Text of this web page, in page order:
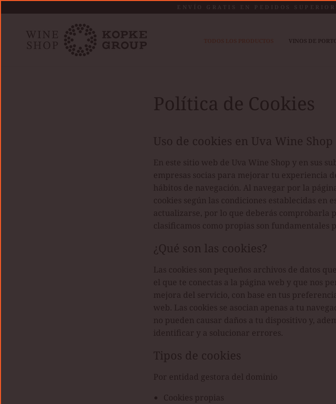
contenido
ENVÍO GRATIS EN PEDIDOS
VINOS DE
Política de Cookies
Uso de cookies en Uva Wine Shop
En este sitio web de Uva Wine Shop y en sus
empresas socias para mejorar tu experiencia
hábitos de navegación. Al navegar por la
cookies según las condiciones establecidas en
actualizarse, por lo que deberás comprobarla
clasificamos como propias son
¿Qué son las cookies?
Las cookies son pequeños archivos de datos
el que te conectas a la página web y que nos
mejora del servicio, con base en tus
web. Las cookies se asocian apenas a tu
no pueden causar daños a tu dispositivo y,
identificar y a solucionar errores.
Tipos de cookies
Por entidad gestora del dominio
Cookies propias